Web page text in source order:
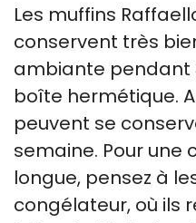
Les muffins
conservent très
ambiante pendant
boîte hermétique.
peuvent se
semaine. Pour une
longue, pensez à
congélateur, où ils